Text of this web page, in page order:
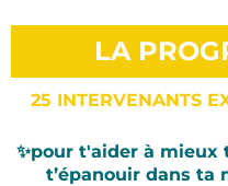
LA
25 INTERVENANTS
✨pour t'aider à mieux
t’épanouir dans ta